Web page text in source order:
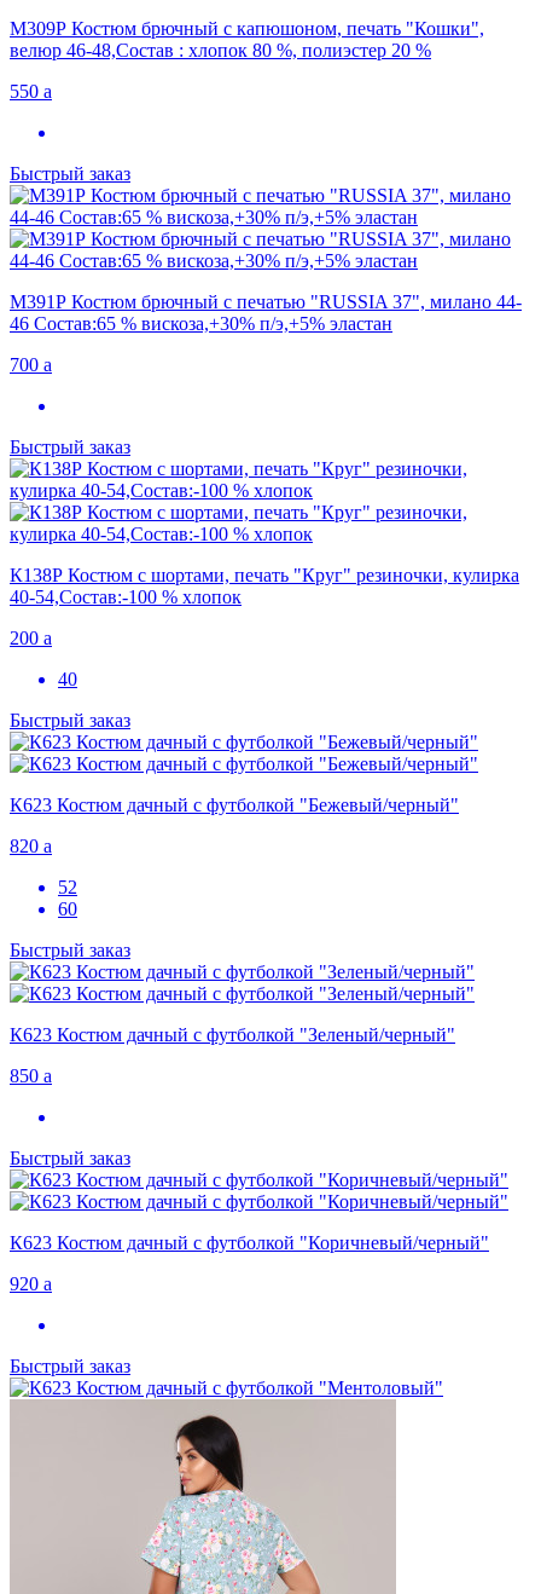
М309Р Костюм брючный с капюшоном, печать "Кошки",
велюр 46-48,Состав : хлопок 80 %, полиэстер 20 %
550 a
Быстрый заказ
М391Р Костюм брючный с печатью "RUSSIA 37", милано 44-
46 Состав:65 % вискоза,+30% п/э,+5% эластан
700 a
Быстрый заказ
К138Р Костюм с шортами, печать "Круг" резиночки, кулирка
40-54,Состав:-100 % хлопок
200 a
40
Быстрый заказ
К623 Костюм дачный с футболкой "Бежевый/черный"
820 a
52
60
Быстрый заказ
К623 Костюм дачный с футболкой "Зеленый/черный"
850 a
Быстрый заказ
К623 Костюм дачный с футболкой "Коричневый/черный"
920 a
Быстрый заказ